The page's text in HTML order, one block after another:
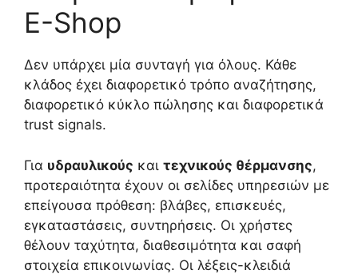
E-Shop
Δεν υπάρχει μία συνταγή για όλους. Κάθε
κλάδος έχει διαφορετικό τρόπο αναζήτησης,
διαφορετικό κύκλο πώλησης και διαφορετικά
trust signals.
Για υδραυλικούς και τεχνικούς θέρμανσης,
προτεραιότητα έχουν οι σελίδες υπηρεσιών με
επείγουσα πρόθεση: βλάβες, επισκευές,
εγκαταστάσεις, συντηρήσεις. Οι χρήστες
θέλουν ταχύτητα, διαθεσιμότητα και σαφή
στοιχεία επικοινωνίας. Οι λέξεις-κλειδιά